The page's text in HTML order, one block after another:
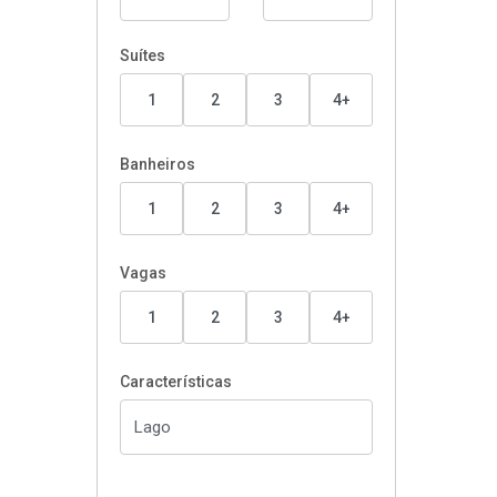
Suítes
1 2 3 4+
Banheiros
1 2 3 4+
Vagas
1 2 3 4+
Características